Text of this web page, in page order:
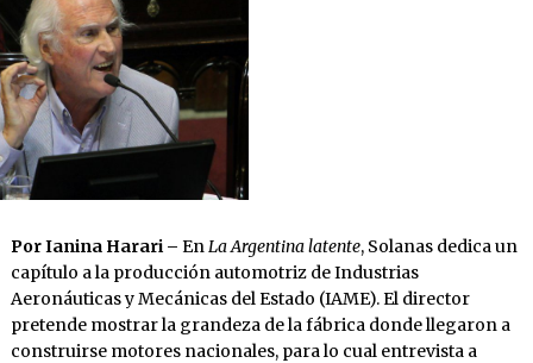
Por Ianina Harari – EnLa Argentina latente, Solanas dedica un
capítulo a la producción automotriz de Industrias
Aeronáuticas y Mecánicas del Estado (IAME). El director
pretende mostrar la grandeza de la fábrica donde llegaron a
construirse motores nacionales, para lo cual entrevista a